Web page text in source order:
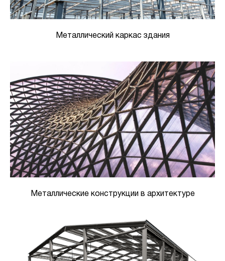
Металлический каркас здания
Металлические конструкции в архитектуре